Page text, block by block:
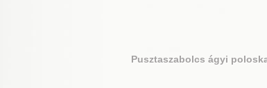
Pusztaszabolcs ágyi